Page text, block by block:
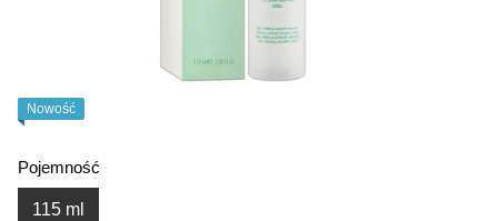
Nowość
Pojemność
115 ml